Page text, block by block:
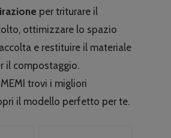
per triturare il
ottimizzare lo spazio
e restituire il materiale
il compostaggio.
trovi i migliori
il modello perfetto per te.